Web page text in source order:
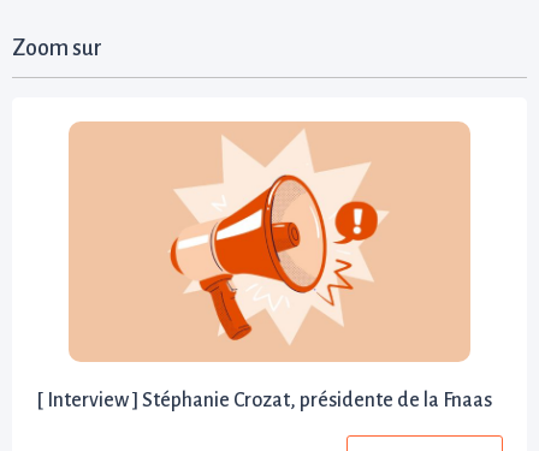
Zoom sur
[ Interview ] Stéphanie Crozat, présidente de la Fnaas